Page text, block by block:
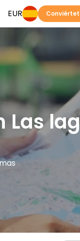
EUR
Las